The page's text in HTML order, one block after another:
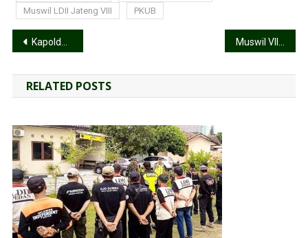
Muswil LDII Jateng VIII
PKUB
Kapolda Jateng Ajak LDII Tingkatkan Sinergitas dalam Menciptakan Kamtibmas Kondusif Muswil VIII LDII Jawa Tengah 2025: Prof. Singgih Tri Sulistiyono Terpilih Kembali, Fokus pada Moderasi Beragama dan SDM Unggul
RELATED POSTS